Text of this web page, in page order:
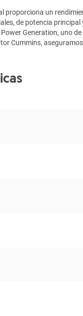
proporciona un
de potencia
Generation, uno
Cummins,